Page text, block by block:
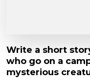
Write a short
who go on a
mysterious